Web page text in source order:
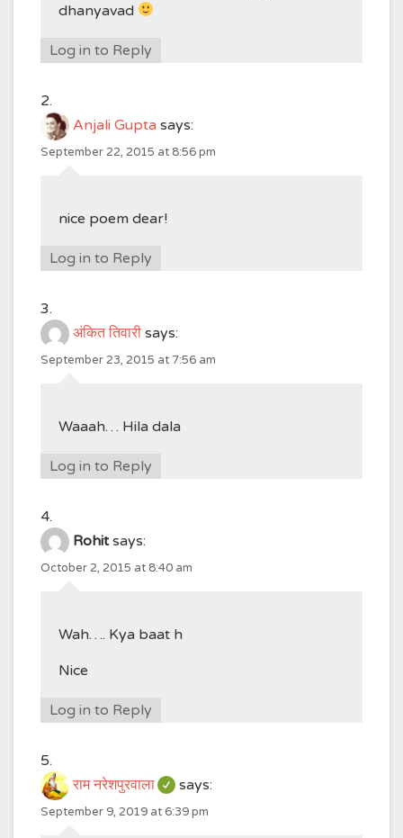
dhanyavad
Log in to Reply
Anjali Gupta says:
September 22, 2015 at 8:56 pm
nice poem dear!
Log in to Reply
अंकित तिवारी says:
September 23, 2015 at 7:56 am
Waaah… Hila dala
Log in to Reply
Rohit says:
October 2, 2015 at 8:40 am
Wah…. Kya baat h
Nice
Log in to Reply
राम नरेशपुरवाला says:
September 9, 2019 at 6:39 pm